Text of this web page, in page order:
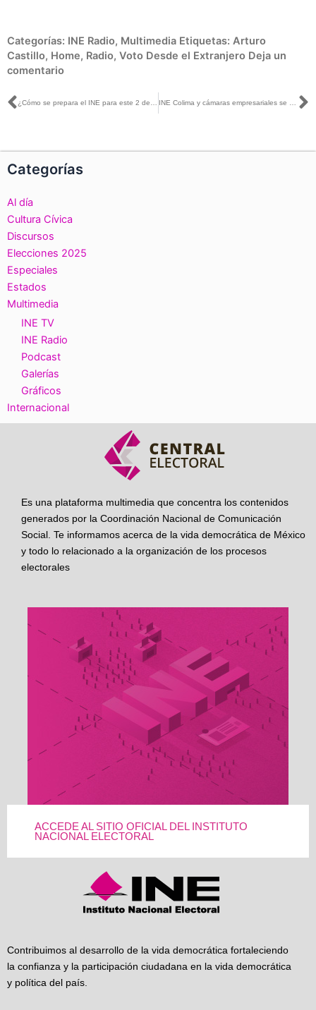
Categorías: INE Radio, Multimedia Etiquetas: Arturo
Castillo, Home, Radio, Voto Desde el Extranjero Deja un
comentario
Ant
Categorías
Al día
Cultura Cívica
Discursos
Elecciones 2025
Especiales
Estados
Multimedia
INE TV
INE Radio
Podcast
Galerías
Gráficos
Internacional
Es una plataforma multimedia que concentra los contenidos
generados por la Coordinación Nacional de Comunicación
Social. Te informamos acerca de la vida democrática de México
y todo lo relacionado a la organización de los procesos
electorales
ACCEDE AL SITIO OFICIAL DEL INSTITUTO
NACIONAL ELECTORAL
Contribuimos al desarrollo de la vida democrática fortaleciendo
la confianza y la participación ciudadana en la vida democrática
y política del país.